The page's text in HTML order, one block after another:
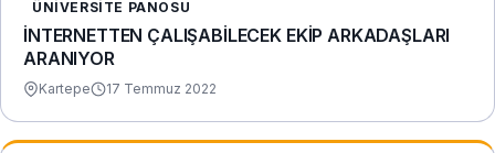
ÜNIVERSITE PANOSU
İNTERNETTEN ÇALIŞABİLECEK EKİP ARKADAŞLARI
ARANIYOR
Kartepe 17 Temmuz 2022